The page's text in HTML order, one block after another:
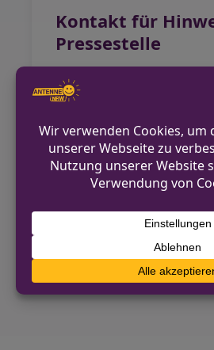
Kontakt für
Pressestelle
0203 2800
https://
VORHERIGER BEITRAG
Alleinunfall in Hamm-
Schlägerei an der